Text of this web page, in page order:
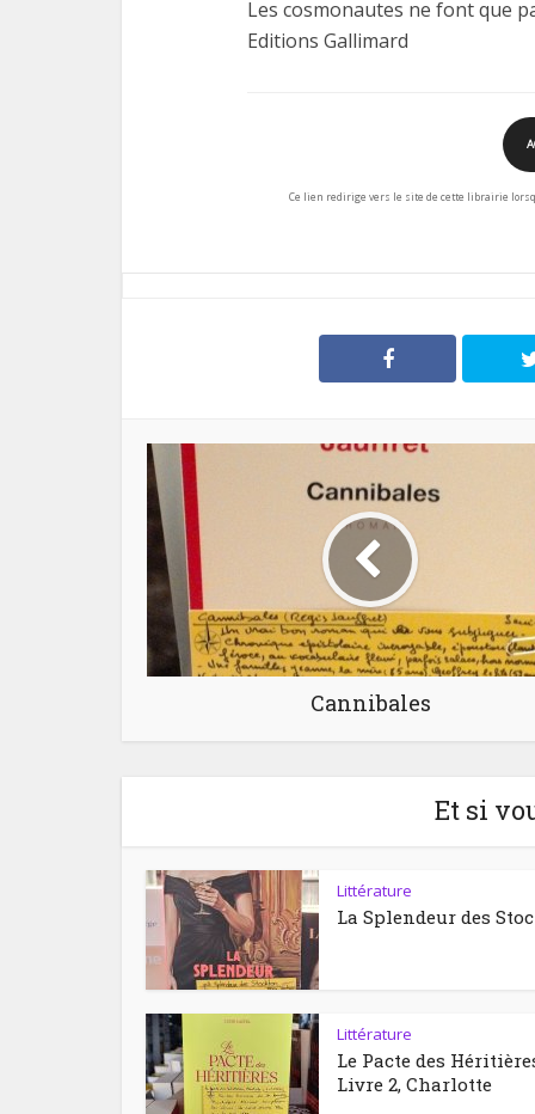
Les cosmonautes ne font que
Editions Gallimard
Ce lien redirige vers le site de cette librairie
Cannibales
Et si
Littérature
La Splendeur des
Littérature
Le Pacte des
Livre 2, Charlotte